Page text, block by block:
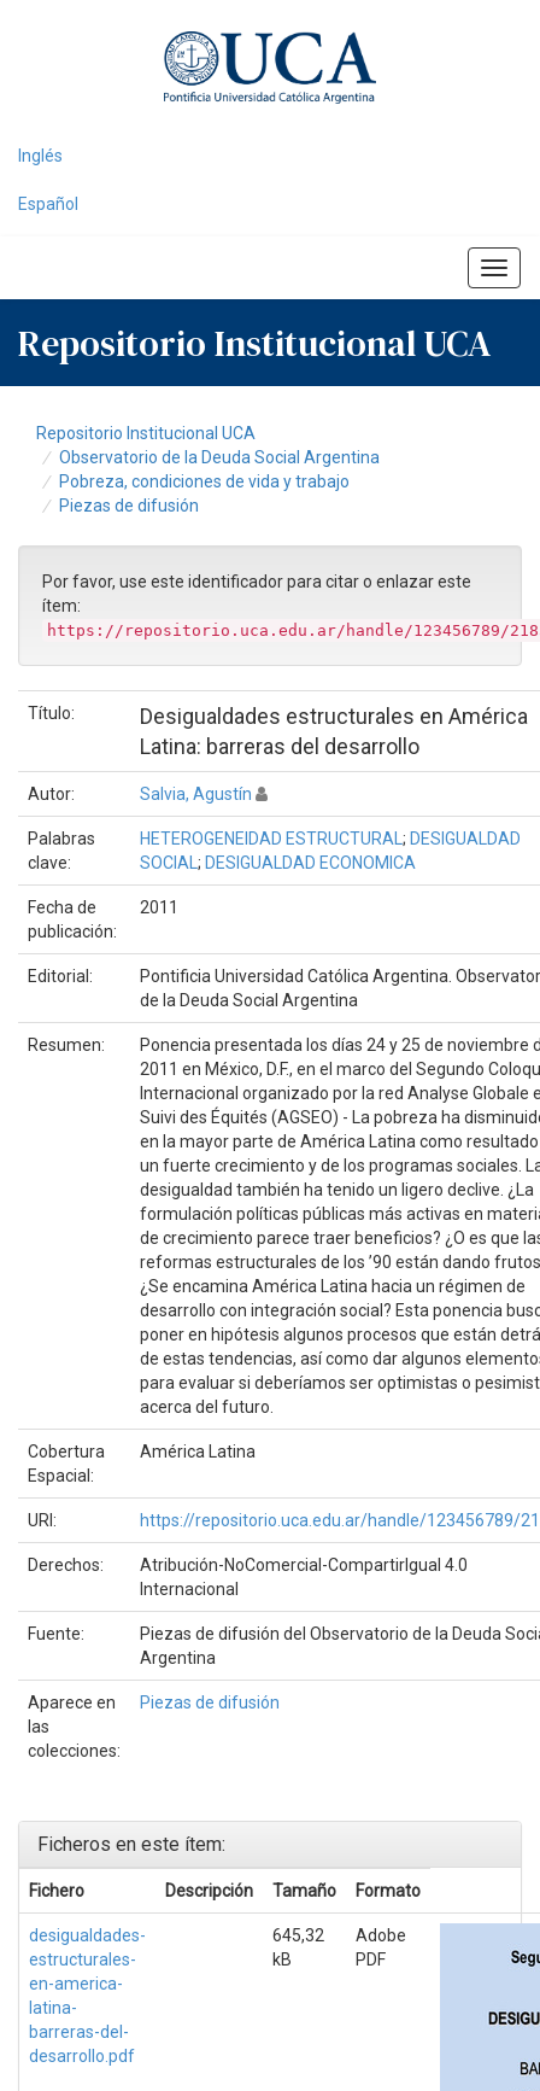
Inglés
Español
Repositorio Institucional UCA
Repositorio Institucional UCA
Observatorio de la Deuda Social Argentina
Pobreza, condiciones de vida y trabajo
Piezas de difusión
Por favor, use este identificador para citar o enlazar este
ítem:
https://repositorio.uca.edu.ar/handle/123456789/
Título:
Desigualdades estructurales en América
Latina: barreras del desarrollo
Autor: Salvia, Agustín
Palabras
clave:
HETEROGENEIDAD ESTRUCTURAL ; DESIGUALDAD
SOCIAL ; DESIGUALDAD ECONOMICA
Fecha de
publicación:
2011
Editorial:
Pontificia Universidad Católica Argentina.
de la Deuda Social Argentina
Resumen:
Ponencia presentada los días 24 y 25 de noviembre
2011 en México, D.F., en el marco del Segundo
Internacional organizado por la red Analyse Globale
Suivi des Équités (AGSEO) - La pobreza ha
en la mayor parte de América Latina como
un fuerte crecimiento y de los programas sociales.
desigualdad también ha tenido un ligero declive. ¿La
formulación políticas públicas más activas en
de crecimiento parece traer beneficios? ¿O es que
reformas estructurales de los ’90 están dando
¿Se encamina América Latina hacia un régimen de
desarrollo con integración social? Esta ponencia
poner en hipótesis algunos procesos que están
de estas tendencias, así como dar algunos
para evaluar si deberíamos ser optimistas o
acerca del futuro.
Cobertura
Espacial:
América Latina
URI: https://repositorio.uca.edu.ar/handle/123456789/
Derechos:
Atribución-NoComercial-CompartirIgual 4.0
Internacional
Fuente:
Piezas de difusión del Observatorio de la Deuda
Argentina
Aparece en
las
colecciones:
Piezas de difusión
Ficheros en este ítem:
Fichero Descripción Tamaño Formato
desigualdades-
estructurales-
en-america-
latina-
barreras-del-
desarrollo.pdf
645,32
kB
Adobe
PDF